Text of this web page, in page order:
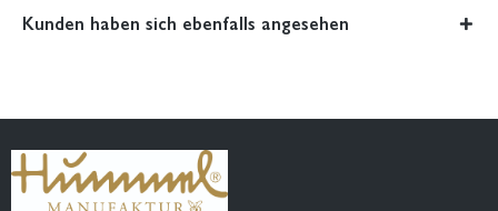
Kunden haben sich ebenfalls angesehen